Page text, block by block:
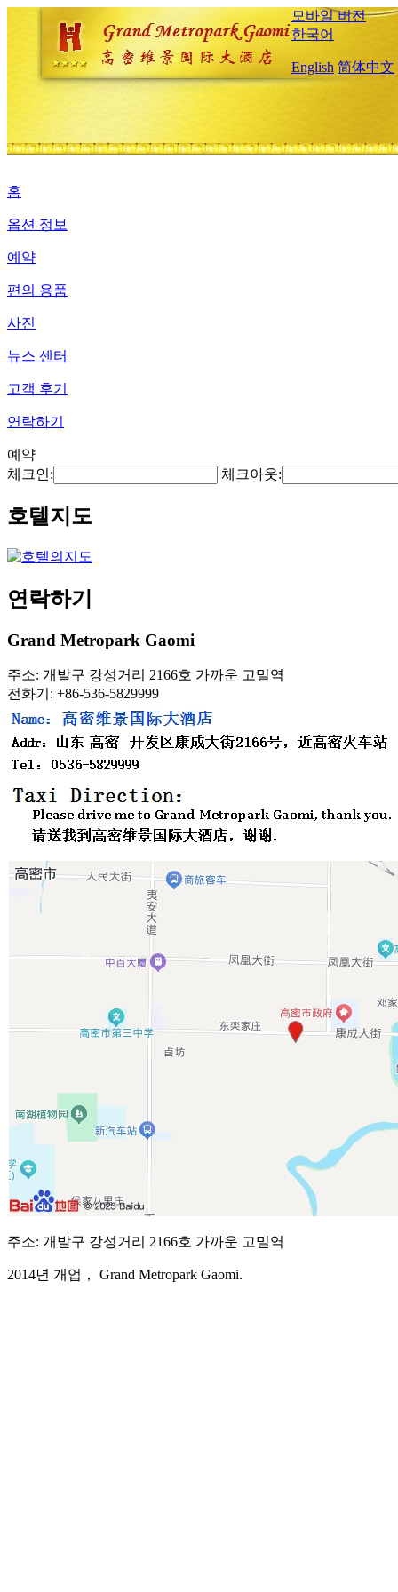
모바일 버전
한국어
English 简体中文
홈
옵션 정보
예약
편의 용품
사진
뉴스 센터
고객 후기
연락하기
예약
체크인:
체크아웃:
호텔지도
연락하기
Grand Metropark Gaomi
주소: 개발구 강성거리 2166호 가까운 고밀역
전화기: +86-536-5829999
주소: 개발구 강성거리 2166호 가까운 고밀역
2014년 개업， Grand Metropark Gaomi.